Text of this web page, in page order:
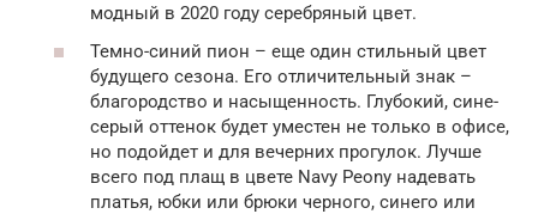
модный в 2020 году серебряный цвет.
Темно-синий пион – еще один стильный цвет
будущего сезона. Его отличительный знак –
благородство и насыщенность. Глубокий, сине-
серый оттенок будет уместен не только в офисе,
но подойдет и для вечерних прогулок. Лучше
всего под плащ в цвете Navy Peony надевать
платья, юбки или брюки черного, синего или